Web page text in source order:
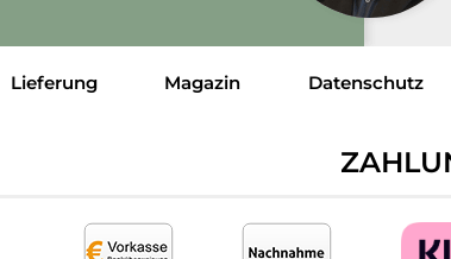
Lieferung Magazin Datenschutz